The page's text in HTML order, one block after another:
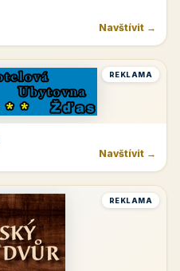
Navštívit →
REKLAMA
Navštívit →
REKLAMA